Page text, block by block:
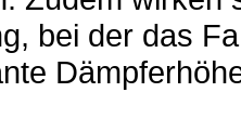
bei der das